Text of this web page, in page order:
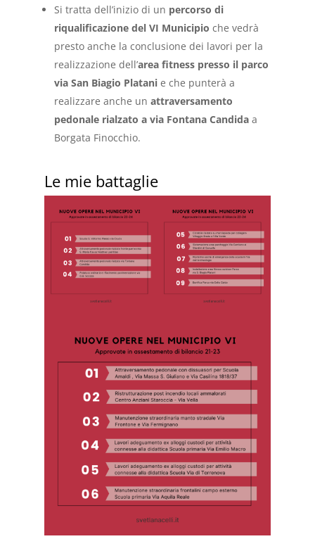
Si tratta dell’inizio di un percorso di
riqualificazione del VI Municipio che vedrà
presto anche la conclusione dei lavori per la
realizzazione dell’area fitness presso il parco
via San Biagio Platani e che punterà a
realizzare anche un attraversamento
pedonale rialzato a via Fontana Candidaa
Borgata Finocchio.
Le mie battaglie